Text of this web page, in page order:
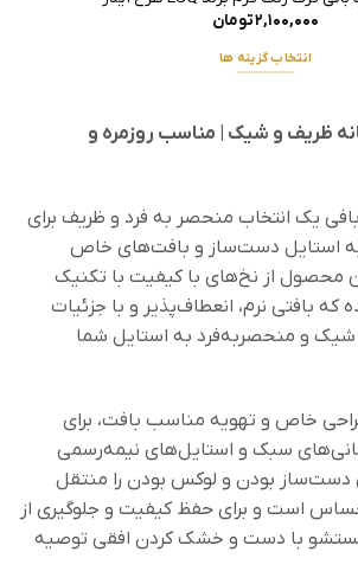
۲,۱۰۰,۰۰۰تومان
انتخاب گزینه ها
دارای
می
باشد.
ها
ممکن
است
انتخاب
شوند
ظریف و شیک | مناسب روزمره و
یک انتخاب منحصر به فرد و ظریف برای
استایل دست‌ساز و بافت‌های خاص
محصول از نخ‌های با کیفیت با تکنیک
بافتی نرم، انعطاف‌پذیر و با جزئیات
شیک و منحصربه‌فرد به استایل شما
خاص و تهویه مناسب بافت، برای
سبک و استایل‌های نیمه‌رسمی
بودن و لوکس بودن را منتقل
است و برای حفظ کیفیت و جلوگیری از
با دست و خشک کردن افقی توصیه